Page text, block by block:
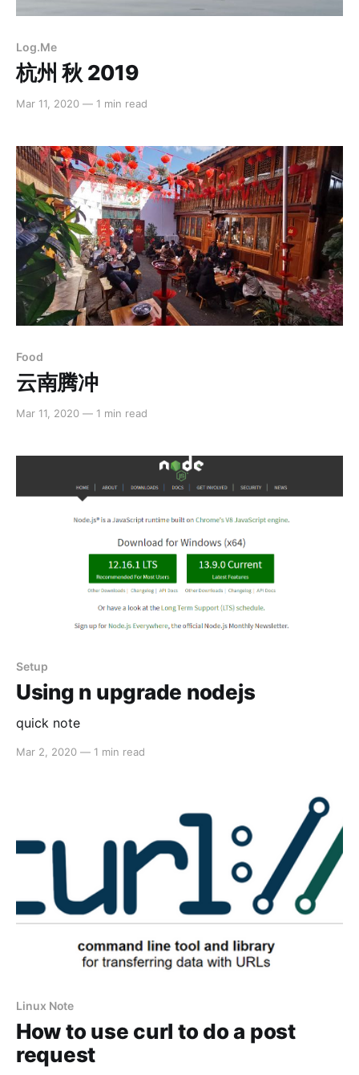
Log.Me
杭州 秋 2019
Mar 11, 2020 — 1 min read
Food
云南腾冲
Mar 11, 2020 — 1 min read
Setup
Using n upgrade nodejs
quick note
Mar 2, 2020 — 1 min read
Linux Note
How to use curl to do a post
request